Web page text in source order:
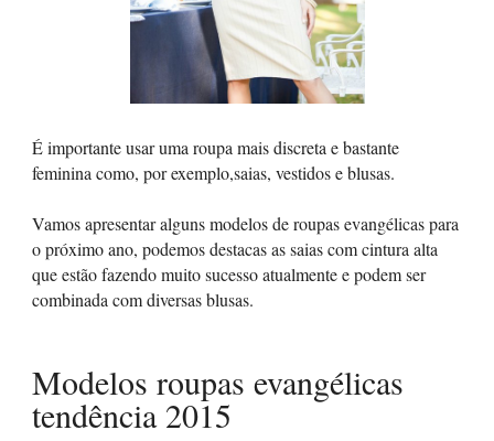
É importante usar uma roupa mais discreta e bastante
feminina como, por exemplo,saias, vestidos e blusas.
Vamos apresentar alguns modelos de roupas evangélicas para
o próximo ano, podemos destacas as saias com cintura alta
que estão fazendo muito sucesso atualmente e podem ser
combinada com diversas blusas.
Modelos roupas evangélicas
tendência 2015